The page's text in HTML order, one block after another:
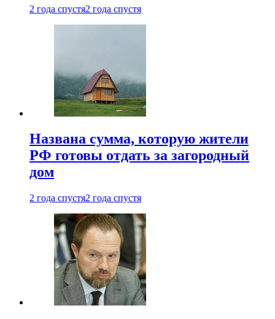
2 года спустя2 года спустя
Названа сумма, которую жители
РФ готовы отдать за загородный
дом
2 года спустя2 года спустя